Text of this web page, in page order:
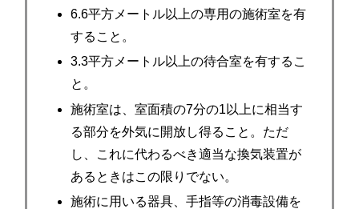
6.6平方メートル以上の専用の施術室を有
すること。
3.3平方メートル以上の待合室を有するこ
と。
施術室は、室面積の7分の1以上に相当す
る部分を外気に開放し得ること。ただ
し、これに代わるべき適当な換気装置が
あるときはこの限りでない。
施術に用いる器具、手指等の消毒設備を